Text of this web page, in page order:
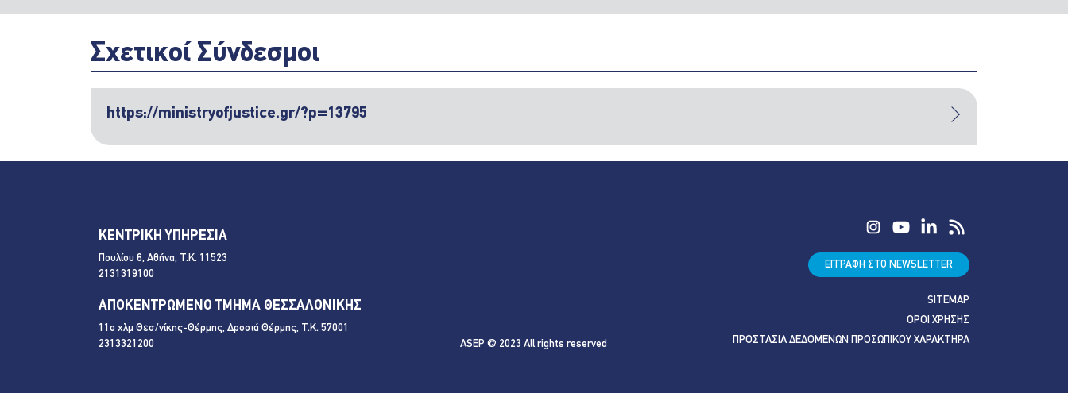
Σχετικοί Σύνδεσμοι
https://ministryofjustice.gr/?p=13795
ΚΕΝΤΡΙΚΗ ΥΠΗΡΕΣΙΑ
Πουλίου 6, Αθήνα, Τ.Κ. 11523
2131319100
ΑΠΟΚΕΝΤΡΩΜΕΝΟ ΤΜΗΜΑ ΘΕΣΣΑΛΟΝΙΚΗΣ
11ο χλμ Θεσ/νίκης-Θέρμης, Δροσιά Θέρμης, Τ.Κ. 57001
2313321200
ASEP @ 2023 All rights reserved
ΕΓΓΡΑΦΗ ΣΤΟ NEWSLETTER
SITEMAP
ΟΡΟΙ ΧΡΗΣΗΣ
ΠΡΟΣΤΑΣΙΑ ΔΕΔΟΜΕΝΩΝ ΠΡΟΣΩΠΙΚΟΥ ΧΑΡΑΚΤΗΡΑ